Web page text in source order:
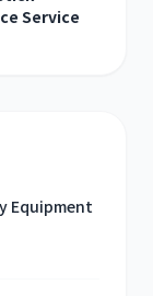
Service
Equipment